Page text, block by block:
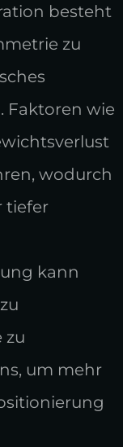
besteht
zu
Faktoren wie
wodurch
tiefer
kann
zu
um mehr